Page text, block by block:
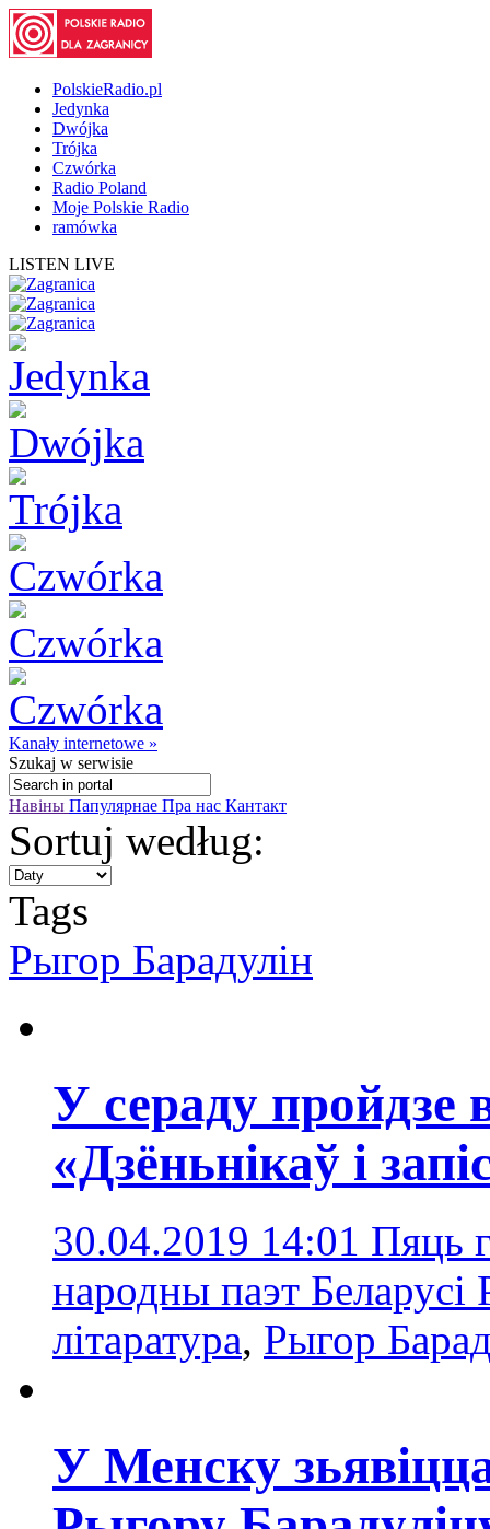
PolskieRadio.pl
Jedynka
Dwójka
Trójka
Czwórka
Radio Poland
Moje Polskie Radio
ramówka
LISTEN LIVE
Kanały internetowe »
Szukaj w serwisie
Навіны Папулярнае Пра нас Кантакт
Sortuj według:
Tags
Рыгор Барадулін
У сераду пройдзе
«Дзёньнікаў і
30.04.2019 14:01 Пяць
народны паэт Беларусі
літаратура, Рыгор
У Менску